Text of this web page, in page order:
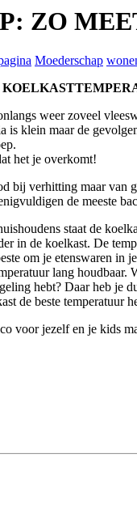
ZO
Moederschap
weer zoveel
is klein maar de
het je overkomt!
bij verhitting maar van
de meeste
staat de
in de koelkast. De
om je etenswaren in
lang
hebt? Daar heb je
de beste temperatuur
voor jezelf en je kids